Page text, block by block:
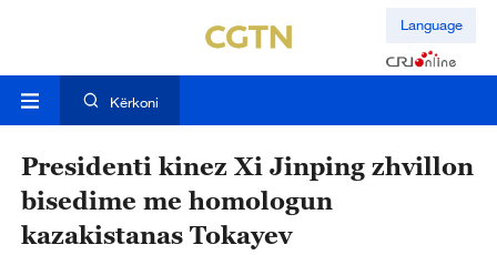
Language
Kërkoni
Presidenti kinez Xi Jinping zhvillon
bisedime me homologun
kazakistanas Tokayev